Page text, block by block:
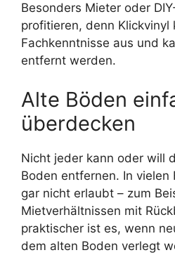
Besonders Mieter oder
profitieren, denn Klickvinyl
Fachkenntnisse aus und
entfernt werden.
Alte Böden
überdecken
Nicht jeder kann oder will
Boden entfernen. In vielen
gar nicht erlaubt – zum
Mietverhältnissen mit
praktischer ist es, wenn
dem alten Boden verlegt